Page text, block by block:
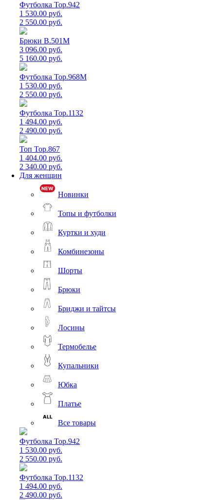
Футболка Top.942
1 530.00 руб.
2 550.00 руб.
Брюки B.501M
3 096.00 руб.
5 160.00 руб.
Футболка Top.968M
1 530.00 руб.
2 550.00 руб.
Футболка Top.1132
1 494.00 руб.
2 490.00 руб.
Топ Top.867
1 404.00 руб.
2 340.00 руб.
Для женщин
Новинки
Топы и футболки
Куртки и худи
Комбинезоны
Шорты
Брюки
Бриджи и тайтсы
Лосины
Термобелье
Купальники
Юбка
Платье
Все товары
Футболка Top.942
1 530.00 руб.
2 550.00 руб.
Футболка Top.1132
1 494.00 руб.
2 490.00 руб.